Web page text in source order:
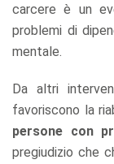
carcere è un
problemi di
mentale.
Da altri
favoriscono la
persone con
pregiudizio che